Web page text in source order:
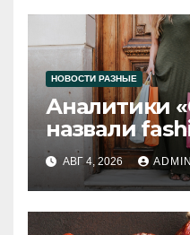
НОВОСТИ РАЗНЫЕ
Аналитики
назвали
2026 года
АВГ 4, 2026 ADMIN